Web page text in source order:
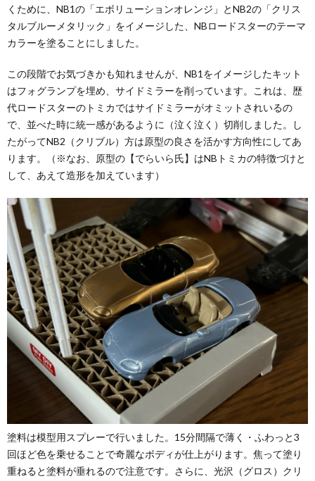
くために、NB1の「エボリューションオレンジ」とNB2の「クリス
タルブルーメタリック」をイメージした、NBロードスターのテーマ
カラーを塗ることにしました。
この段階でお気づきかも知れませんが、NB1をイメージしたキット
はフォグランプを埋め、サイドミラーを削っています。これは、歴
代ロードスターのトミカではサイドミラーがオミットされいるの
で、並べた時に統一感があるように（泣く泣く）切削しました。し
たがってNB2（クリブル）方は原型の良さを活かす方向性にしてあ
ります。（※なお、原型の【でらいら氏】はNBトミカの特徴づけと
して、あえて造形を加えています）
塗料は模型用スプレーで行いました。15分間隔で薄く・ふわっと3
回ほど色を乗せることで奇麗なボディが仕上がります。焦って塗り
重ねると塗料が垂れるので注意です。さらに、光沢（グロス）クリ